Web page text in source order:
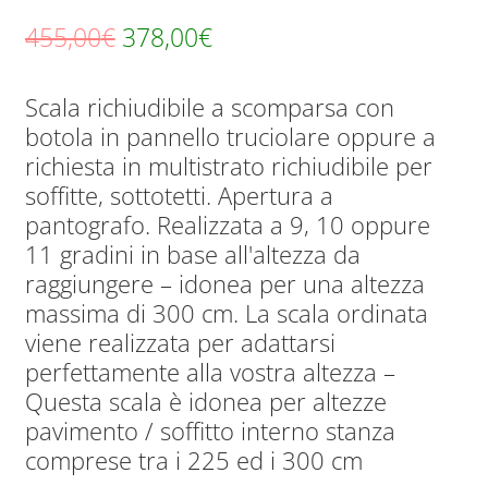
455,00€ Il
originale
era:
455,00€.
378,00€Il
attuale
è:
378,00€.
Scala richiudibile a scomparsa con
botola in pannello truciolare oppure a
richiesta in multistrato richiudibile per
soffitte, sottotetti. Apertura a
pantografo. Realizzata a 9, 10 oppure
11 gradini in base all'altezza da
raggiungere – idonea per una altezza
massima di 300 cm. La scala ordinata
viene realizzata per adattarsi
perfettamente alla vostra altezza –
Questa scala è idonea per altezze
pavimento / soffitto interno stanza
comprese tra i 225 ed i 300 cm